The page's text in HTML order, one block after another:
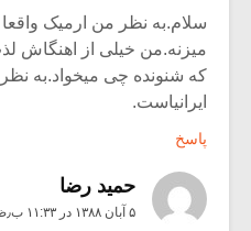
سلام.به نظر من ارمیک
میزنه.من خیلی از اهنگاش
که شنونده چی میخواد.به
ایرانیاست.
پاسخ
حميد رضا
۵ آبان ۱۳۸۸ در ۱۱:۳۳ ب٫ظ